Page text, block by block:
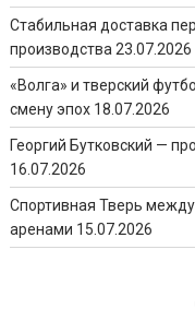
Стабильная доставка
производства 23.07.2026
«Волга» и тверский
смену эпох 18.07.2026
Георгий Бутковский —
16.07.2026
Спортивная Тверь
аренами 15.07.2026